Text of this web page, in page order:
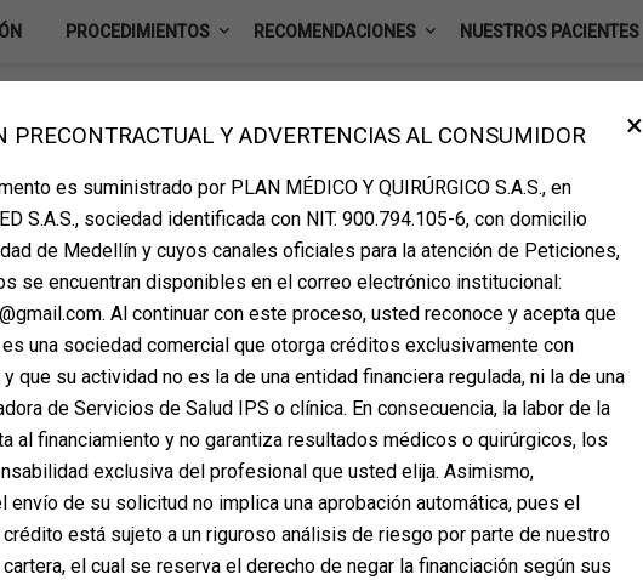
PROCEDIMIENTOS RECOMENDACIONES NUESTROS PACIENTES
valoración
×
PRECONTRACTUAL Y ADVERTENCIAS AL CONSUMIDOR
es suministrado por PLAN MÉDICO Y QUIRÚRGICO S.A.S., en
S.A.S., sociedad identificada con NIT. 900.794.105-6, con domicilio
de Medellín y cuyos canales oficiales para la atención de Peticiones,
se encuentran disponibles en el correo electrónico institucional:
Al continuar con este proceso, usted reconoce y acepta que
es una sociedad comercial que otorga créditos exclusivamente con
que su actividad no es la de una entidad financiera regulada, ni la de una
de Servicios de Salud IPS o clínica. En consecuencia, la labor de la
al financiamiento y no garantiza resultados médicos o quirúrgicos, los
exclusiva del profesional que usted elija. Asimismo,
envío de su solicitud no implica una aprobación automática, pues el
está sujeto a un riguroso análisis de riesgo por parte de nuestro
el cual se reserva el derecho de negar la financiación según sus